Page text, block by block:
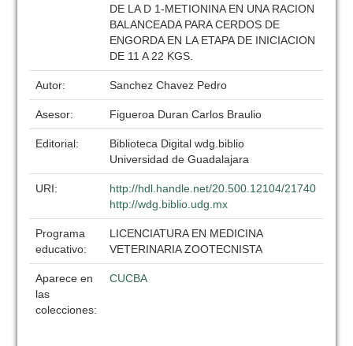
DE LA D 1-METIONINA EN UNA RACION
BALANCEADA PARA CERDOS DE
ENGORDA EN LA ETAPA DE INICIACION
DE 11 A 22 KGS.
Autor: Sanchez Chavez Pedro
Asesor: Figueroa Duran Carlos Braulio
Editorial:
Biblioteca Digital wdg.biblio
Universidad de Guadalajara
URI:
http://hdl.handle.net/20.500.12104/21740
http://wdg.biblio.udg.mx
Programa
educativo:
LICENCIATURA EN MEDICINA
VETERINARIA ZOOTECNISTA
Aparece en
las
colecciones:
CUCBA